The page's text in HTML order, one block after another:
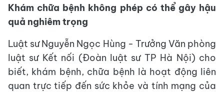
Khám chữa bệnh không phép có thể gây hậu
quả nghiêm trọng
Luật sư Nguyễn Ngọc Hùng - Trưởng Văn phòng
luật sư Kết nối (Đoàn luật sư TP Hà Nội) cho
biết, khám bệnh, chữa bệnh là hoạt động liên
quan trực tiếp đến sức khỏe và tính mạng của